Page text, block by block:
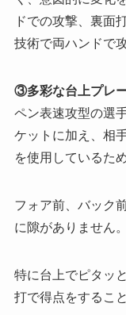
ドでの攻撃、裏面
技術で両ハンドで
③多彩な台上プレ
ペン表速攻型の選
ケットに加え、相
を使用しているた
フォア前、バック
に隙がありません。
特に台上でピタッ
打で得点をするこ